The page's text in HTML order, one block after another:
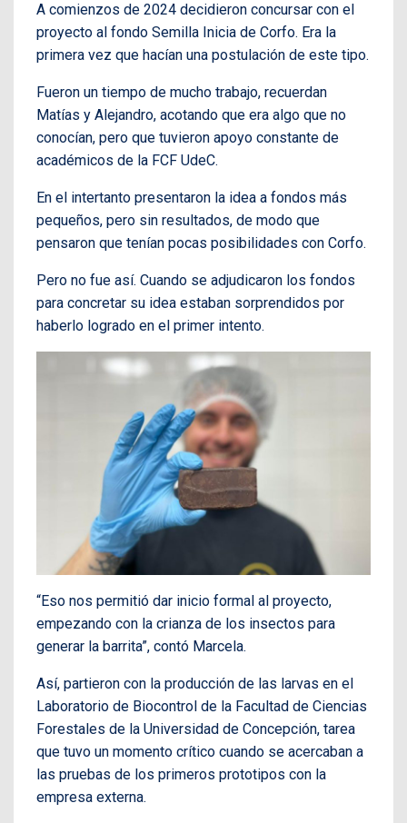
A comienzos de 2024 decidieron concursar con el
proyecto al fondo Semilla Inicia de Corfo. Era la
primera vez que hacían una postulación de este tipo.
Fueron un tiempo de mucho trabajo, recuerdan
Matías y Alejandro, acotando que era algo que no
conocían, pero que tuvieron apoyo constante de
académicos de la FCF UdeC.
En el intertanto presentaron la idea a fondos más
pequeños, pero sin resultados, de modo que
pensaron que tenían pocas posibilidades con Corfo.
Pero no fue así. Cuando se adjudicaron los fondos
para concretar su idea estaban sorprendidos por
haberlo logrado en el primer intento.
“Eso nos permitió dar inicio formal al proyecto,
empezando con la crianza de los insectos para
generar la barrita”, contó Marcela.
Así, partieron con la producción de las larvas en el
Laboratorio de Biocontrol de la Facultad de Ciencias
Forestales de la Universidad de Concepción, tarea
que tuvo un momento crítico cuando se acercaban a
las pruebas de los primeros prototipos con la
empresa externa.